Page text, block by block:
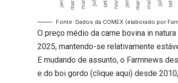
Fonte: Dados da COMEX (elaborado por
O preço médio da carne bovina in
2025, mantendo-se relativamente
E mudando de assunto, o Farmnews
e do boi gordo (clique aqui) desde